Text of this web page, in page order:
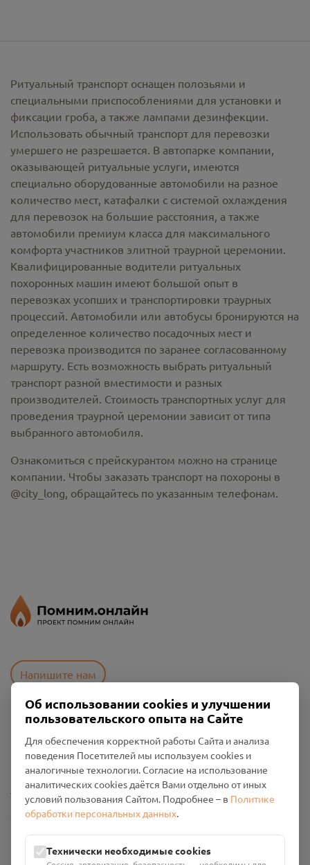
Ритуальный транспорт оснащен полозьями и
специальными приспособлениями для установки и
фиксации гроба, а также лампами дезинфекции.
Использовать обычный транспорт для перевозки
умершего не разрешается. В автопарке компании,
оказывающей ритуальные услуги, имеются
специально оборудованные автомобили на разное
количество мест, катафалки с системой охлаждения
для перевозок на большие расстояния, а также
автомобили премиум класса для максимального
комфорта участников элитной траурной церемонии.
Квалифицированные водители ритуальных
похоронных машин имеют большой опыт в
перевозках усопших и транспортировки траурных
процессий. Автомобили или автобусы бронируются на
определенное количество посадочных мест и
перевозка производится по заранее согласованному
маршруту. Есть возможность выбрать ритуальный
транспорт разной вместимости и разных
производителей. Стоимость транспортных услуг для
проведения траурной церемонии зависит от типа
выбранного автомобиля.
Ознакомиться с прейскурантом можно на странице
компании. Чтобы заказать транспорт на похороны в
@city_long, обращайтесь по указанным телефонам.
Напишите нам
Политика конфиденциальности
Промо-материалы
Настройки cookies
Общество с ограниченной ответственностью «Смоленский
Проект Помним»
ИНН: 6700029207 ОГРН: 1256700001986
Об использовании cookies и улучшении
пользовательского опыта на Сайте
Для обеспечения корректной работы Сайта и анализа
поведения Посетителей мы используем cookies и
аналогичные технологии. Согласие на использование
аналитических cookies даётся Вами отдельно от иных
условий пользования Сайтом. Подробнее – в Политике
обработки персональных данных.
Технически необходимые cookies